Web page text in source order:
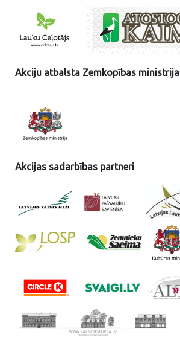
Akciju atbalsta Zemkopības ministrija
Akcijas sadarbības partneri